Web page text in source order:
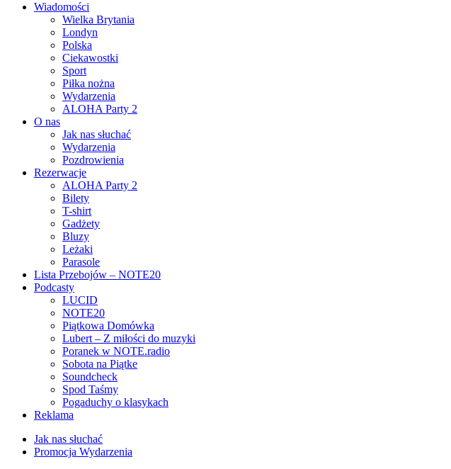
Wiadomości
Wielka Brytania
Londyn
Polska
Ciekawostki
Sport
Piłka nożna
Wydarzenia
ALOHA Party 2
O nas
Jak nas słuchać
Wydarzenia
Pozdrowienia
Rezerwacje
ALOHA Party 2
Bilety
T-shirt
Gadżety
Bluzy
Leżaki
Parasole
Lista Przebojów – NOTE20
Podcasty
LUCID
NOTE20
Piątkowa Domówka
Lubert – Z miłości do muzyki
Poranek w NOTE.radio
Sobota na Piątke
Soundcheck
Spod Taśmy
Pogaduchy o klasykach
Reklama
Jak nas słuchać
Promocja Wydarzenia